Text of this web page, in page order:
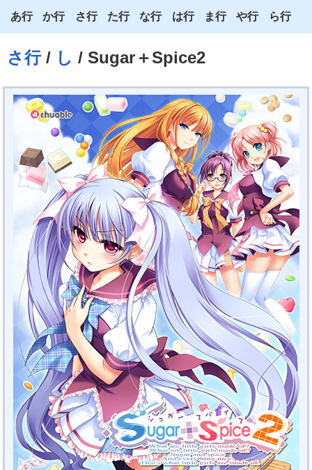
さ行/ し / Sugar＋Spice2
あ行
い
う
お
か行
き
く
け
こ
さ行
し
す
せ
そ
た行
ち
つ
て
と
な行
に
ぬ
ね
の
は行
ひ
ふ
へ
ほ
ま行
む
め
も
や行
わ
ら行
る
れ
ろ